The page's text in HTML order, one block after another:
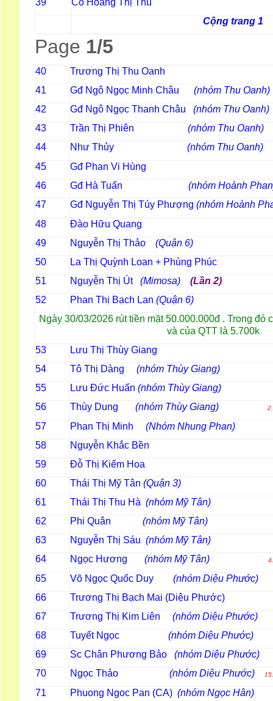
39
Cộng trang 1
Page 1/5
40
Trương Thị Thu Oanh
41
Gđ Ngô Ngọc Minh Châu (nhóm Thu Oanh)
42
Gđ Ngô Ngọc Thanh Châu (nhóm Thu Oanh)
43
Trần Thị Phiên (nhóm Thu Oanh)
44
Như Thủy (nhóm Thu
45
Gđ Phan Vi Hùng
46
Gđ Hà Tuấn (nhóm Hoành
47
Gđ Nguyễn Thị Túy Phượng (nhóm Hoành
48
Đào Hữu Quang
49
Nguyễn Thị Thảo (Quận 6)
50
La Thị Quỳnh Loan + Phùng Phúc
51
Nguyễn Thị Út (Mimosa) (Lần 2)
52
Phan Thị Bạch Lan (Quận 6)
Ngày 30/03/2026 rút tiền mặt 50.000.000đ . Trong
và của QTT là 5.700k
53
Lưu Thị Thùy Giang
54
Tô Thị Dàng (nhóm Thùy Giang)
55
Lưu Đức Huấn (nhóm Thùy Giang)
56
Thùy Dung (nhóm Thùy Giang)
57 Phan Thị Minh (Nhóm Nhung Phan)
58
Nguyễn Khắc Bền
59
Đỗ Thị Kiếm Hoa
60
Thái Thị Mỹ Tân (Quận 3)
61
Thái Thị Thu Hà (nhóm Mỹ Tân)
62
Phi Quân (nhóm Mỹ Tân)
63
Nguyễn Thị Sáu (nhóm Mỹ Tân)
64
Ngọc Hương (nhóm Mỹ Tân)
65 Võ Ngọc Quốc Duy (nhóm Diệu Phước)
66
Trương Thị Bạch Mai (Diệu Phước)
67
Trương Thị Kim Liên (nhóm Diệu Phước)
68
Tuyết Ngọc (nhóm Diệu Phước)
69
Sc Chân Phương Bảo (nhóm Diệu Phước)
70
Ngọc Thảo (nhóm Diệu Phước)
71 Phuong Ngoc Pan (CA) (nhóm Ngọc Hân)